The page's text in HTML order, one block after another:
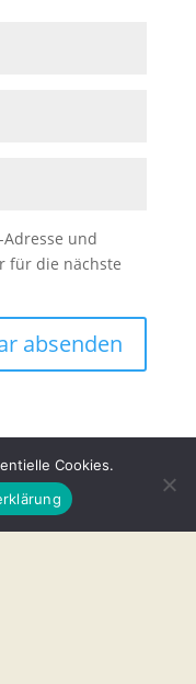
und
für die nächste
Mitmachen
Cookies.